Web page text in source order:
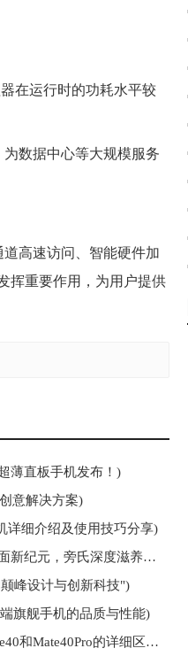
在运行时的功耗水平较
数据中心等大规模服务
高速访问、智能硬件加
挥重要作用，为用户提供
薄直板手机发布！)
意解决方案)
详细介绍及使用技巧分享)
旁氏男士洗面奶(突破男士洁面新纪元，旁氏深度滋养洗面奶来袭)
峰设计与创新科技")
旗舰手机的品质与性能)
mate40和mate40pro区别(Mate40和Mate40Pro的详细区别解析)